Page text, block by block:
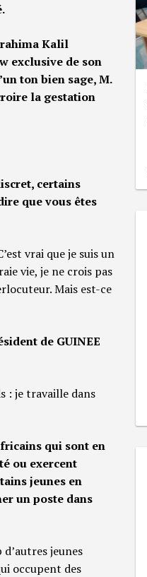
Kalil
exclusive de son
ton bien sage, M.
la gestation
certains
que vous êtes
vrai que je suis un
vie, je ne crois pas
Mais est-ce
de GUINEE
: je travaille dans
qui sont en
ou exercent
jeunes en
un poste dans
jeunes
occupent des